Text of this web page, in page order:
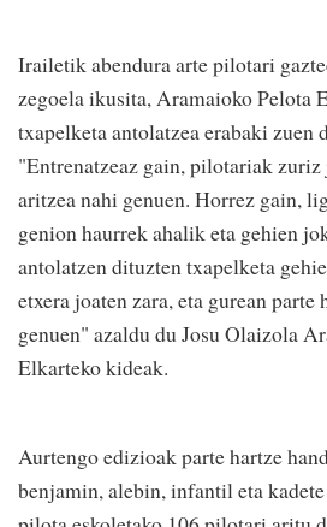
Irailetik abendura arte pilotari
zegoela ikusita, Aramaioko Pelota
txapelketa antolatzea erabaki zuen
"Entrenatzeaz gain, pilotariak zuriz
aritzea nahi genuen. Horrez gain,
genion haurrek ahalik eta gehien
antolatzen dituzten txapelketa
etxera joaten zara, eta gurean parte
genuen" azaldu du Josu Olaizola
Elkarteko kideak.
Aurtengo edizioak parte hartze
benjamin, alebin, infantil eta